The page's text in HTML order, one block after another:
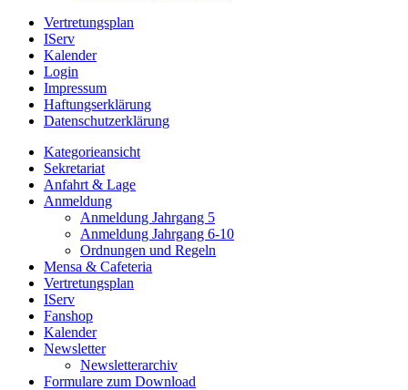
Vertretungsplan
IServ
Kalender
Login
Impressum
Haftungserklärung
Datenschutzerklärung
Kategorieansicht
Sekretariat
Anfahrt & Lage
Anmeldung
Anmeldung Jahrgang 5
Anmeldung Jahrgang 6-10
Ordnungen und Regeln
Mensa & Cafeteria
Vertretungsplan
IServ
Fanshop
Kalender
Newsletter
Newsletterarchiv
Formulare zum Download